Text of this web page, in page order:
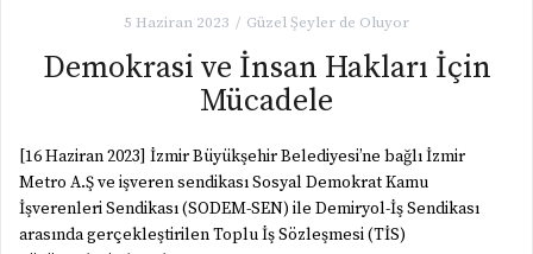
5 Haziran 2023 Güzel Şeyler de Oluyor
Demokrasi ve İnsan Hakları İçin
Mücadele
[16 Haziran 2023] İzmir Büyükşehir Belediyesi’ne bağlı İzmir
Metro A.Ş ve işveren sendikası Sosyal Demokrat Kamu
İşverenleri Sendikası (SODEM-SEN) ile Demiryol-İş Sendikası
arasında gerçekleştirilen Toplu İş Sözleşmesi (TİS)